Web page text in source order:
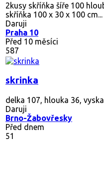
2kusy skříňka šíře 100
skříňka 100 x 30 x 100 cm...
Daruji
Praha 10
Před 10 měsíci
587
skrinka
delka 107, hlouka 36,
Daruji
Brno-Žabovřesky
Před dnem
51